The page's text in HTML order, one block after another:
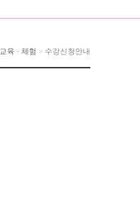
교육 · 체험 > 수강신청안내